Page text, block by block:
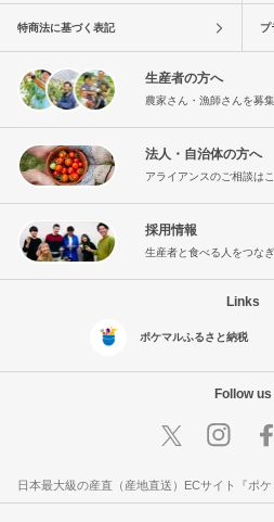
特商法に基づく表記 プ
生産者の方へ
農家さん・漁師さんを募
法人・自治体の方へ
アライアンスのご相談は
採用情報
生産者と食べる人をつな
Links
ポケマルふるさと納税
Follow us
日本最大級の産直（産地直送）ECサイト『ポ